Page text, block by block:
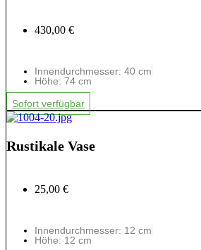
430,00 €
Innendurchmesser: 40 cm
Höhe: 74 cm
Sofort verfügbar
Rustikale Vase
25,00 €
Innendurchmesser: 12 cm
Höhe: 12 cm